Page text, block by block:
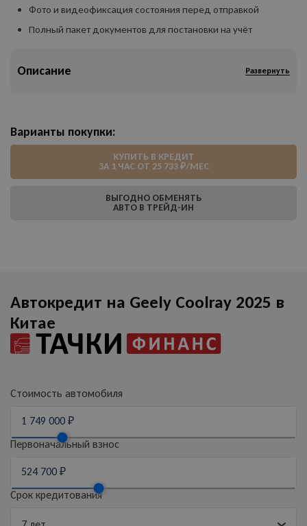
Фото и видеофиксация состояния перед отправкой
Полный пакет документов для постановки на учёт
Описание Развернуть
Варианты покупки:
КУПИТЬ В КРЕДИТ
ЗА 1 ЧАС ОТ 25 733 ₽/МЕС
ВЫГОДНО ОБМЕНЯТЬ
АВТО В ТРЕЙД-ИН
Автокредит на Geely Coolray 2025 в
Китае
Стоимость автомобиля
Первоначальный взнос
Срок кредитования